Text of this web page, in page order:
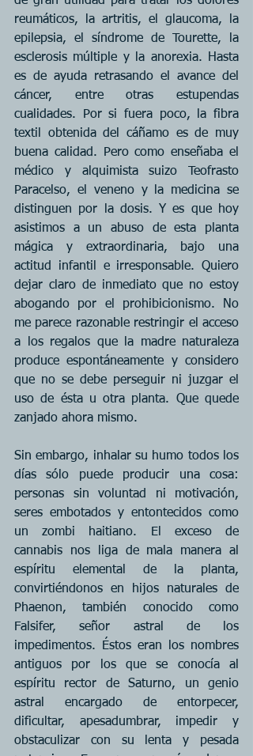
reumáticos, la artritis, el glaucoma, la
epilepsia, el síndrome de Tourette, la
esclerosis múltiple y la anorexia. Hasta
es de ayuda retrasando el avance del
cáncer, entre otras estupendas
cualidades. Por si fuera poco, la fibra
textil obtenida del cáñamo es de muy
buena calidad. Pero como enseñaba el
médico y alquimista suizo Teofrasto
Paracelso, el veneno y la medicina se
distinguen por la dosis. Y es que hoy
asistimos a un abuso de esta planta
mágica y extraordinaria, bajo una
actitud infantil e irresponsable. Quiero
dejar claro de inmediato que no estoy
abogando por el prohibicionismo. No
me parece razonable restringir el acceso
a los regalos que la madre naturaleza
produce espontáneamente y considero
que no se debe perseguir ni juzgar el
uso de ésta u otra planta. Que quede
zanjado ahora mismo.
Sin embargo, inhalar su humo todos los
días sólo puede producir una cosa:
personas sin voluntad ni motivación,
seres embotados y entontecidos como
un zombi haitiano. El exceso de
cannabis nos liga de mala manera al
espíritu elemental de la planta,
convirtiéndonos en hijos naturales de
Phaenon, también conocido como
Falsifer, señor astral de los
impedimentos. Éstos eran los nombres
antiguos por los que se conocía al
espíritu rector de Saturno, un genio
astral encargado de entorpecer,
dificultar, apesadumbrar, impedir y
obstaculizar con su lenta y pesada